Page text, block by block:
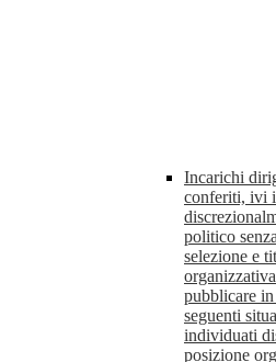
Incarichi
conferiti, ivi
politico
selezione e
pubblicare
seguenti
individuati
posizione